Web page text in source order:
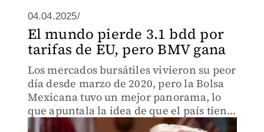
04.04.2025/
El mundo pierde 3.1 bdd por
tarifas de EU, pero BMV gana
Los mercados bursátiles vivieron su peor
día desde marzo de 2020, pero la Bolsa
Mexicana tuvo un mejor panorama, lo
que apuntala la idea de que el país tiene
una buena posición ante la sacudida